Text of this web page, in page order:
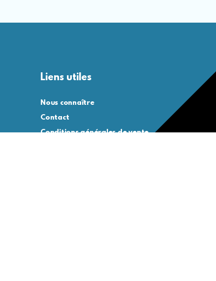
Liens utiles
Nous connaître
Contact
Conditions générales de vente